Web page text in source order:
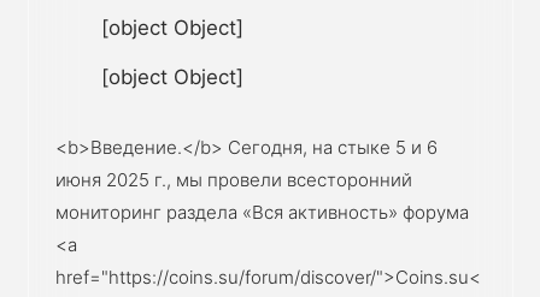
[object Object]
[object Object]
<b>Введение.</b> Сегодня, на стыке 5 и 6
июня 2025 г., мы провели всесторонний
мониторинг раздела «Вся активность» форума
<a
href="https://coins.su/forum/discover/">Coins.su<